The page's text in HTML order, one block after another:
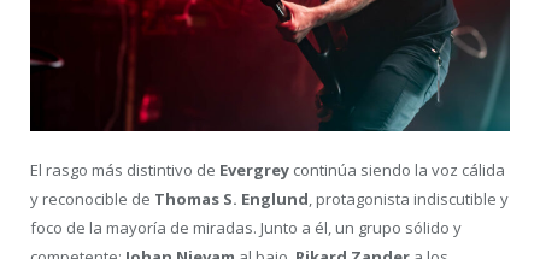
El rasgo más distintivo de Evergrey continúa siendo la voz cálida
y reconocible de Thomas S. Englund, protagonista indiscutible y
foco de la mayoría de miradas. Junto a él, un grupo sólido y